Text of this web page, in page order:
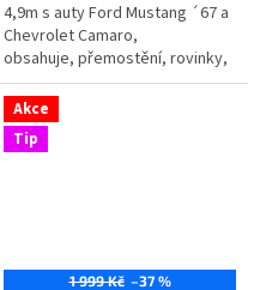
4,9m s auty Ford Mustang ´67 a
Chevrolet Camaro,
obsahuje, přemostění, rovinky,
zatáčky, looping, díl s
počítadlem kol a další...
Akce
Tip
1 999 Kč –37 %